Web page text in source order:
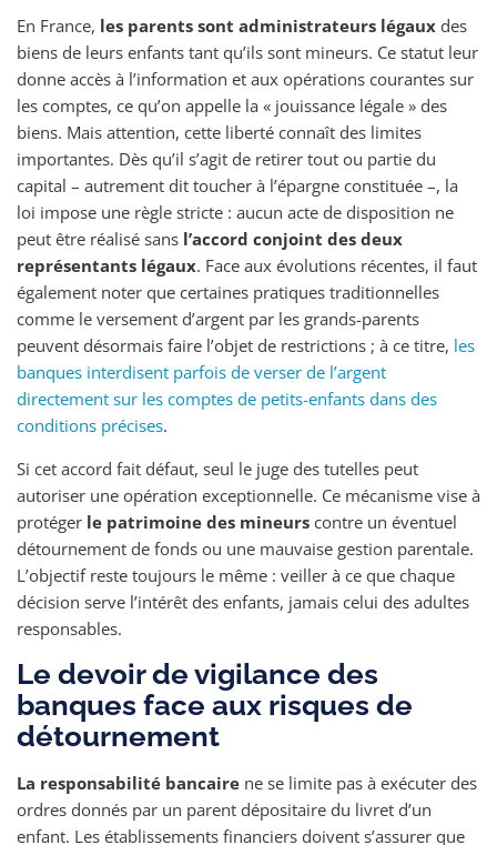
En France, les parents sont administrateurs légaux des
biens de leurs enfants tant qu’ils sont mineurs. Ce statut leur
donne accès à l’information et aux opérations courantes sur
les comptes, ce qu’on appelle la « jouissance légale » des
biens. Mais attention, cette liberté connaît des limites
importantes. Dès qu’il s’agit de retirer tout ou partie du
capital – autrement dit toucher à l’épargne constituée –, la
loi impose une règle stricte : aucun acte de disposition ne
peut être réalisé sans l’accord conjoint des deux
représentants légaux. Face aux évolutions récentes, il faut
également noter que certaines pratiques traditionnelles
comme le versement d’argent par les grands-parents
peuvent désormais faire l’objet de restrictions ; à ce titre, les
banques interdisent parfois de verser de l’argent
directement sur les comptes de petits-enfants dans des
conditions précises.
Si cet accord fait défaut, seul le juge des tutelles peut
autoriser une opération exceptionnelle. Ce mécanisme vise à
protéger le patrimoine des mineurs contre un éventuel
détournement de fonds ou une mauvaise gestion parentale.
L’objectif reste toujours le même : veiller à ce que chaque
décision serve l’intérêt des enfants, jamais celui des adultes
responsables.
Le devoir de vigilance des
banques face aux risques de
détournement
La responsabilité bancaire ne se limite pas à exécuter des
ordres donnés par un parent dépositaire du livret d’un
enfant. Les établissements financiers doivent s’assurer que